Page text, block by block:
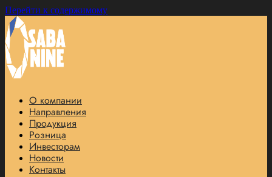
Перейти к содержимому
О компании
Направления
Продукция
Розница
Инвесторам
Новости
Контакты